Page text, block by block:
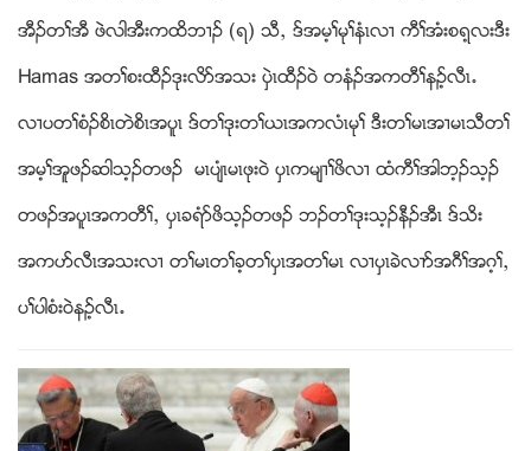
အီဥတႈအီ ဖဲလါအီးကထိဘ႕ဥ (ရ) သီယ ဒ္အမ့ႈမုႈနံၚလ႕ ကီႈအံးစရ့လးဒီး
Hamas အတႈစးထီဥဒုးလိဏအသး ပွဲၚထီဥ၀ဲ တနံဥအကတီႈနဥ့လီၚ’
လ႕ပတႈစံဥစိၚတဲစိၚအပူၚ ဒ္တႈဒုးတႈဎၚအကလံၚမုႈ ဒီးတႈမၚအ႕မၚသီတႈ
အမ့ႈအူဖဥဆါသ့ဥတဖဥ မၚပ်ံၚမၚဖုး၀ဲ ပွၚကမ်႕ႈဖိလ႕ ထံကီႈအါဘ့ဥသ့ဥ
တဖဥအပူၚအကတီႈယ ပွၚခရံဏဖိသ့ဥတဖဥ ဘဥတႈဒုးသ့ဥနီဥအီၚ ဒ္သိး
အကပဏလီၚအသးလ႕ တႈမၚတႈခ့တႈပွၚအတႈမၚ လ႕ပွၚခဲလ႕ဏအဂီႈအဂ့ႈယ
ပႈပါစံး၀ဲနဥ့လီၚ’